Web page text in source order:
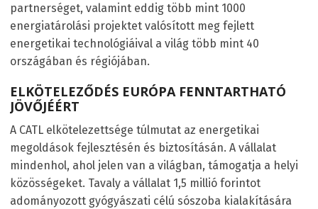
partnerséget, valamint eddig több mint 1000
energiatárolási projektet valósított meg fejlett
energetikai technológiáival a világ több mint 40
országában és régiójában.
ELKÖTELEZŐDÉS EURÓPA FENNTARTHATÓ
JÖVŐJÉÉRT
A CATL elkötelezettsége túlmutat az energetikai
megoldások fejlesztésén és biztosításán. A vállalat
mindenhol, ahol jelen van a világban, támogatja a helyi
közösségeket. Tavaly a vállalat 1,5 millió forintot
adományozott gyógyászati célú sószoba kialakítására